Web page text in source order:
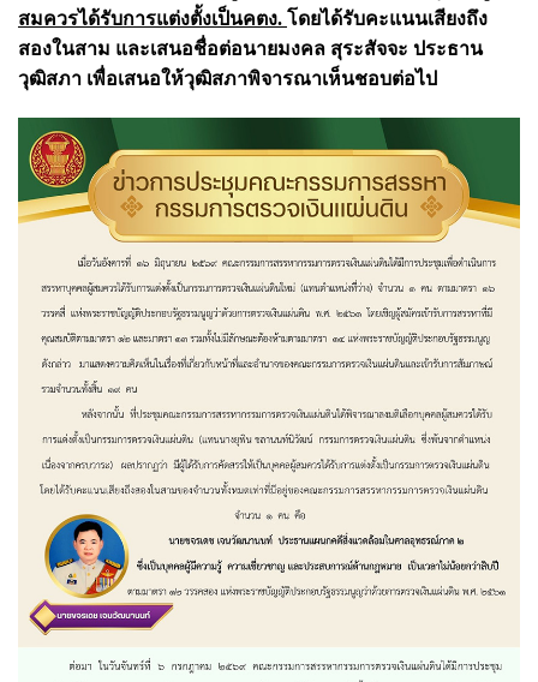
สมควรได้รับการแต่งตั้งเป็นคตง. โดยได้รับคะแนนเสียงถึง
สองในสาม และเสนอชื่อต่อนายมงคล สุระสัจจะ ประธาน
วุฒิสภา เพื่อเสนอให้วุฒิสภาพิจารณาเห็นชอบต่อไป